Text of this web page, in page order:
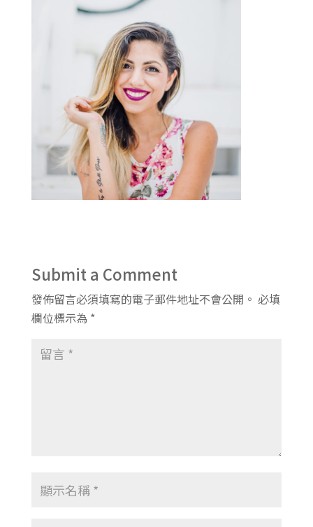
Submit a Comment
發佈留言必須填寫的電子郵件地址不會公開。 必填
欄位標示為 *